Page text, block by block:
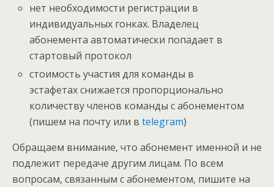
нет необходимости регистрации в
индивидуальных гонках. Владелец
абонемента автоматически попадает в
стартовый протокол
стоимость участия для команды в
эстафетах снижается пропорционально
количеству членов команды с абонементом
(пишем на почту или вtelegram)
Обращаем внимание, что абонемент именной и не
подлежит передаче другим лицам. По всем
вопросам, связанным с абонементом, пишите на